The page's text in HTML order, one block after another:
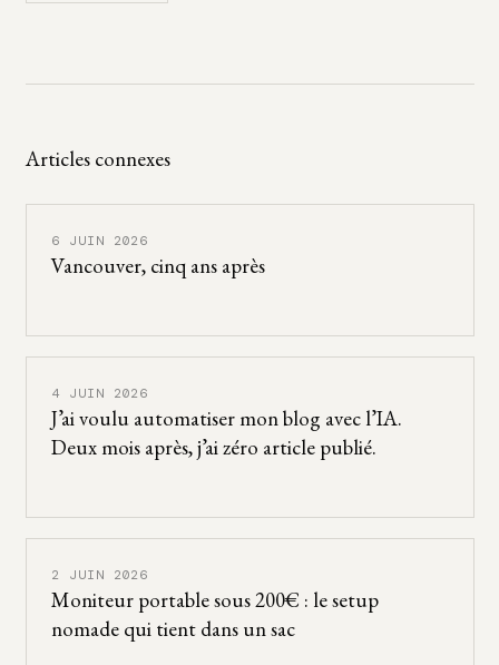
Articles connexes
6 JUIN 2026
Vancouver, cinq ans après
4 JUIN 2026
J’ai voulu automatiser mon blog avec l’IA.
Deux mois après, j’ai zéro article publié.
2 JUIN 2026
Moniteur portable sous 200€ : le setup
nomade qui tient dans un sac